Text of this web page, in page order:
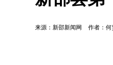
来源：新邵新闻网 作者：何